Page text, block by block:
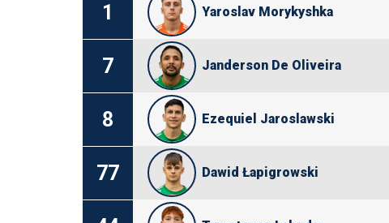
1 Yaroslav Morykyshka
7 Janderson De Oliveira
8 Ezequiel Jaroslawski
77 Dawid Łapigrowski